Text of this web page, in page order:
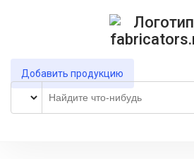
Добавить продукцию